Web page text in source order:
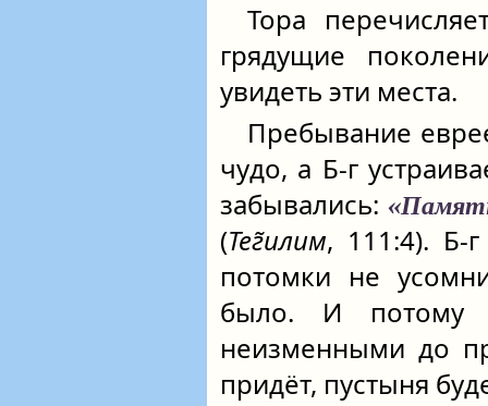
Тора
грядущие
увидеть эти места.
Пребывание
чудо, а Б‑г
забывались:
(Тег̃илим, 111:4).
потомки не
было. И потому
неизменными до
придёт, пустыня